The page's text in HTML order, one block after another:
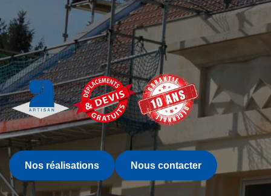
Nos réalisations Nous contacter